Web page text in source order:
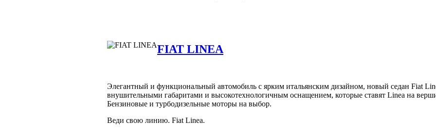
FIAT LINEA
Элегантный и функциональный автомобиль с ярким итальянским дизайном, новый седан Fiat
внушительными габаритами и высокотехнологичным оснащением, которые ставят Linea на
Бензиновые и турбодизельные моторы на выбор.
Веди свою линию. Fiat Linea.